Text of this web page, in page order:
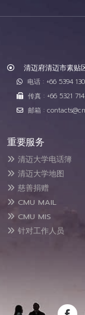
清迈府清迈市素
电话 : +66 5394
传真 : +66 5321
邮箱 :
重要服务
清迈大学电话簿
清迈大学地图
慈善捐赠
CMU MAIL
CMU MIS
针对工作人员